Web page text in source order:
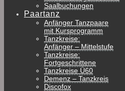
Saalbuchungen
Paartanz
Anfänger Tanzpaare
mit Kursprogramm
Tanzkreise:
Anfänger – Mittelstufe
Tanzkreise:
Fortgeschrittene
Tanzkreise Ü60
Demenz – Tanzkreis
Discofox